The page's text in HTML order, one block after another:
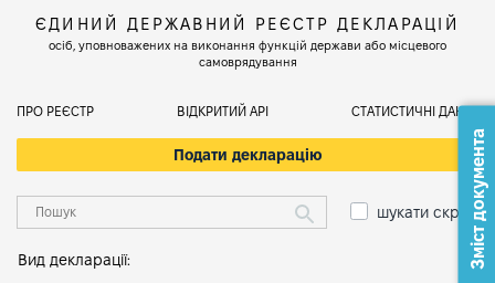
ЄДИНИЙ ДЕРЖАВНИЙ РЕЄСТР ДЕКЛАРАЦІЙ
осіб, уповноважених на виконання функцій держави або місцевого
самоврядування
ПРО РЕЄСТР ВІДКРИТИЙ АРІ СТАТИСТИЧНІ ДАНІ
Подати декларацію
шукати скрізь
Вид декларації: Зміст документа